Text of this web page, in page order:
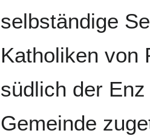
selbständige
Katholiken von
südlich der
Gemeinde